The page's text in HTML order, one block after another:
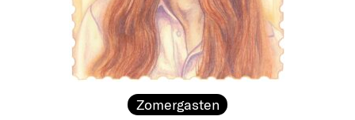
Zomergasten